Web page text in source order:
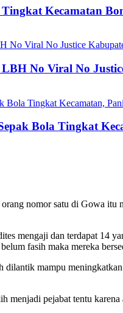
Kecamatan
No Viral No
Bola Tingkat
nomor satu di Gowa itu
mengaji dan terdapat 14
fasih maka mereka
dilantik mampu
menjadi pejabat tentu